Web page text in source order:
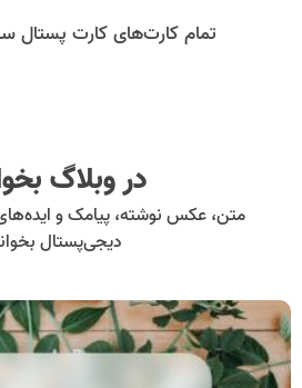
تمام کارت‌های کارت پستال
در وبلاگ
متن، عکس نوشته، پیامک و ایده‌های
دیجی‌پستال